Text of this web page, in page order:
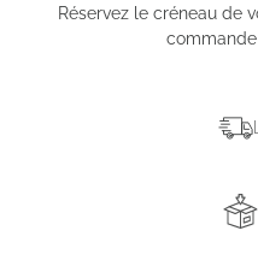
Réservez le créneau de